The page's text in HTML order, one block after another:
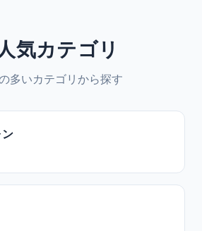
気カテゴリ
多いカテゴリから探す